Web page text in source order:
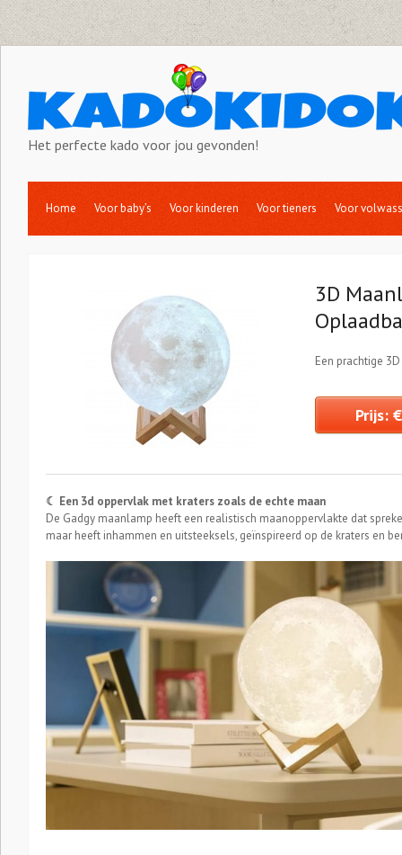
Het perfecte kado voor jou gevonden!
Home Voor baby’s Voor kinderen Voor tieners Voor
3D
Een prachtige
Prijs:
☾ Een 3d oppervlak met kraters zoals de echte maan
De Gadgy maanlamp heeft een realistisch maanoppervlakte dat
maar heeft inhammen en uitsteeksels, geïnspireerd op de kraters en